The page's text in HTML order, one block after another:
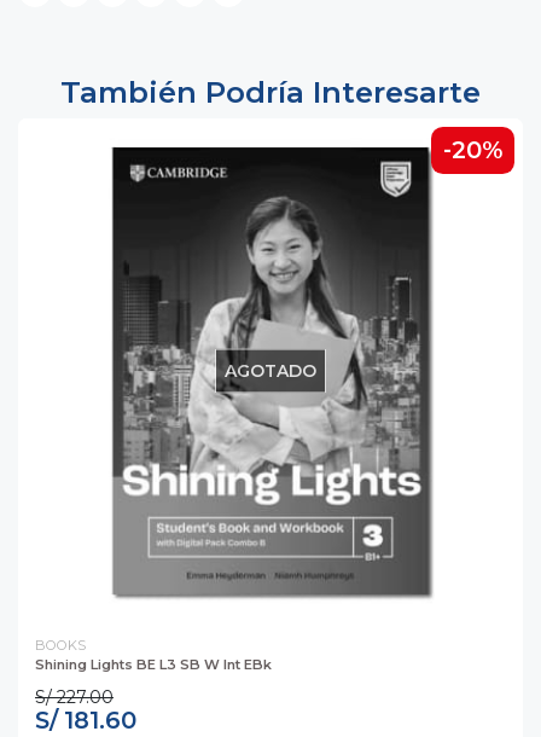
También Podría Interesarte
-20%
AGOTADO
BOOKS
Shining Lights BE L3 SB W Int EBk
S/ 227.00
S/ 181.60